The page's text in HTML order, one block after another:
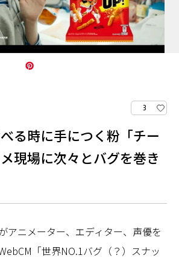
3
る時に手につく粉「チー
現場に次々とバグを巻き
アニメーター、エディター、声優を
「世界NO.1バグ（？）スナッ